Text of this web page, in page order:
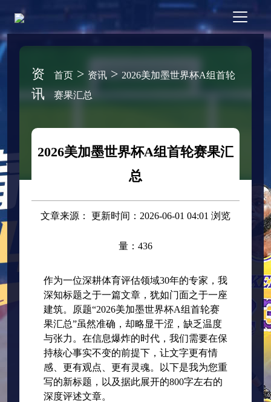
资
讯
首页 > 资讯 >2026美加墨世界杯A组首轮
赛果汇总
2026美加墨世界杯A组首轮赛果汇
总
文章来源： 更新时间：2026-06-01 04:01 浏览
量：436
作为一位深耕体育评估领域30年的专家，我
深知标题之于一篇文章，犹如门面之于一座
建筑。原题“2026美加墨世界杯A组首轮赛
果汇总”虽然准确，却略显干涩，缺乏温度
与张力。在信息爆炸的时代，我们需要在保
持核心事实不变的前提下，让文字更有情
感、更有观点、更有灵魂。以下是我为您重
写的新标题，以及据此展开的800字左右的
深度评述文章。